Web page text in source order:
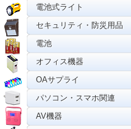
電池式ライト
セキュリティ・防災用品
電池
オフィス機器
OAサプライ
パソコン・スマホ関連
AV機器